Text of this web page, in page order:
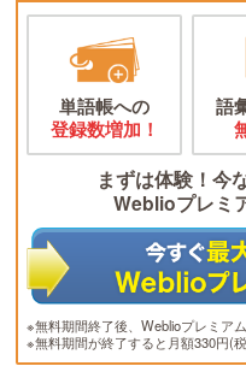
単語帳への
登録数増加！
語
まずは体験！今
Weblioプレミ
※無料期間終了後、Weblioプレミア
※無料期間が終了すると月額330円(